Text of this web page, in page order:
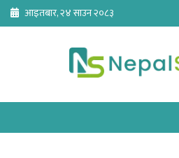
Skip
content
आइतबार, २४ साउन २०८३